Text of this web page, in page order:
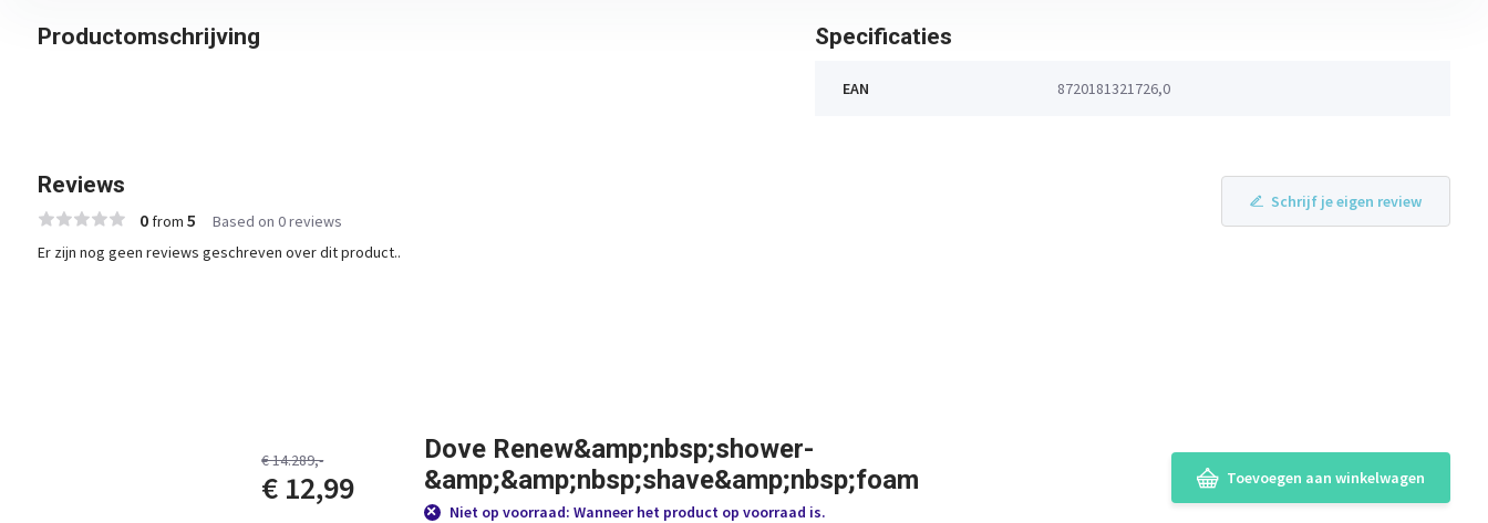
Productomschrijving Specificaties
EAN 8720181321726,0
Reviews
0from 5 Based on 0 reviews
Schrijf je eigen review
Er zijn nog geen reviews geschreven over dit product..
€ 14.289,-
€ 12,99
Dove Renew&amp;nbsp;shower-
&amp;&amp;nbsp;shave&amp;nbsp;foam
Niet op voorraad: Wanneer het product op voorraad is.
Toevoegen aan winkelwagen